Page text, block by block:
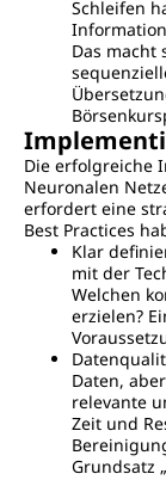
Schleifen
Das macht
Die erfolgreiche
Neuronalen
erfordert eine
Best Practices
Klar
mit der
Welchen
erzielen?
Daten,
relevante
Zeit und
Grundsatz